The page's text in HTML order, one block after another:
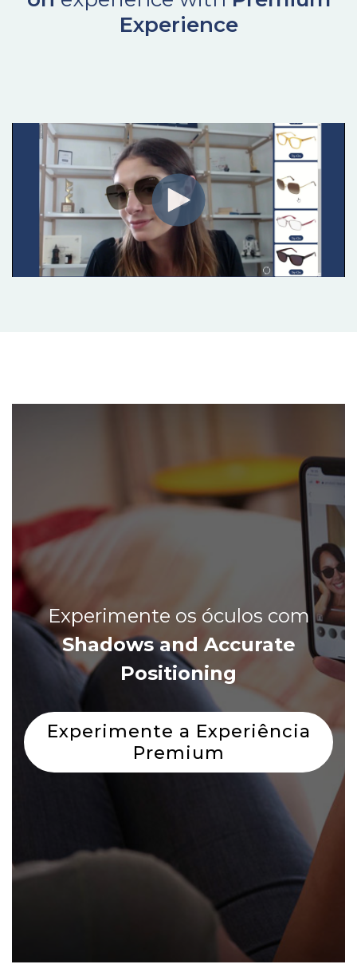
Experience
Experimente os óculos com
Shadows and Accurate
Positioning
Experimente a Experiência
Premium